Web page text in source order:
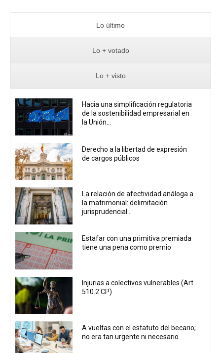
Lo último
Lo + votado
Lo + visto
Hacia una simplificación regulatoria
de la sostenibilidad empresarial en
la Unión...
Derecho a la libertad de expresión
de cargos públicos
La relación de afectividad análoga a
la matrimonial: delimitación
jurisprudencial...
Estafar con una primitiva premiada
tiene una pena como premio
Injurias a colectivos vulnerables (Art.
510.2 CP)
A vueltas con el estatuto del becario;
no era tan urgente ni necesario